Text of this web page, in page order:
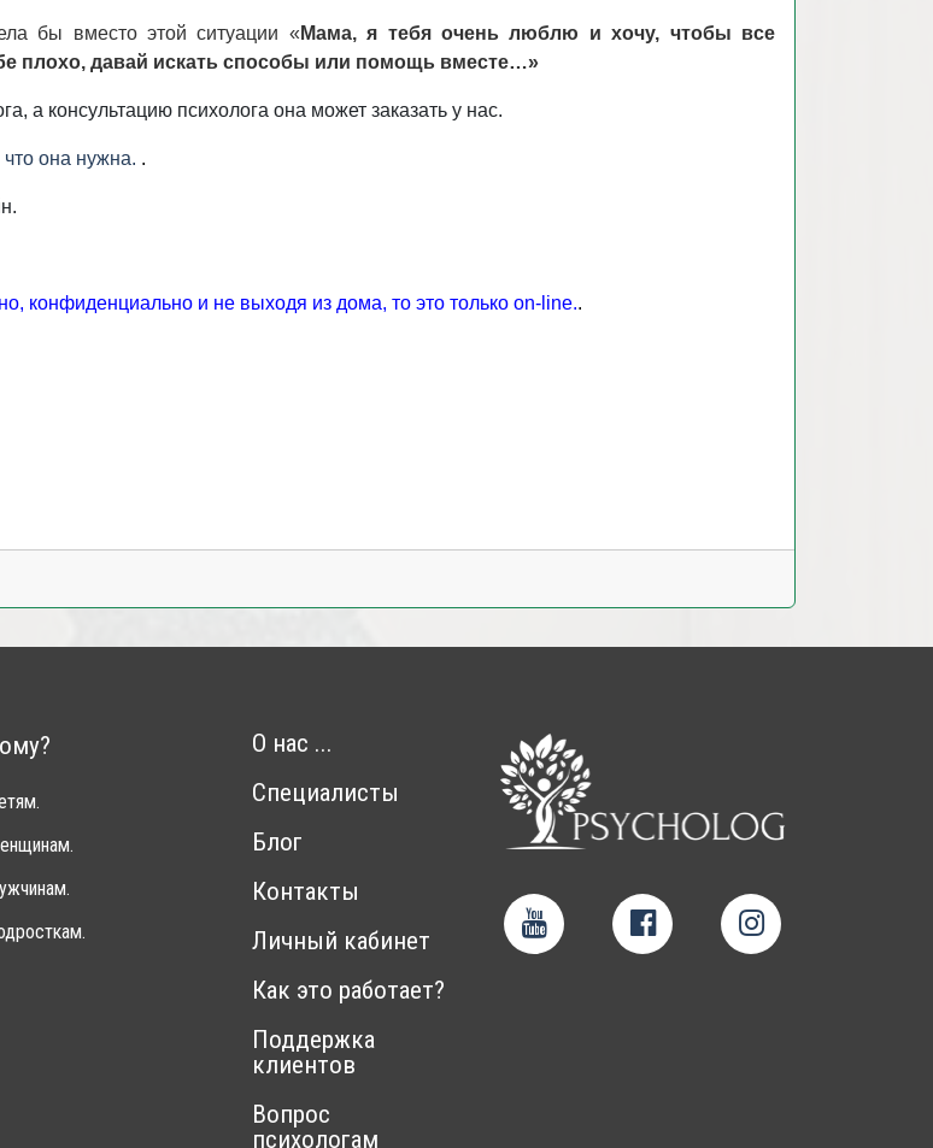
бы вместо этой ситуации « Мама, я тебя очень люблю и хочу, чтобы все
плохо, давай искать способы или помощь вместе…»
а консультацию психолога она может заказать у нас.
она нужна. .
конфиденциально и не выходя из дома, то это только on-line..
О нас ...
Специалисты
Блог
Контакты
Личный кабинет
Как это работает?
Поддержка
клиентов
Вопрос
психологам